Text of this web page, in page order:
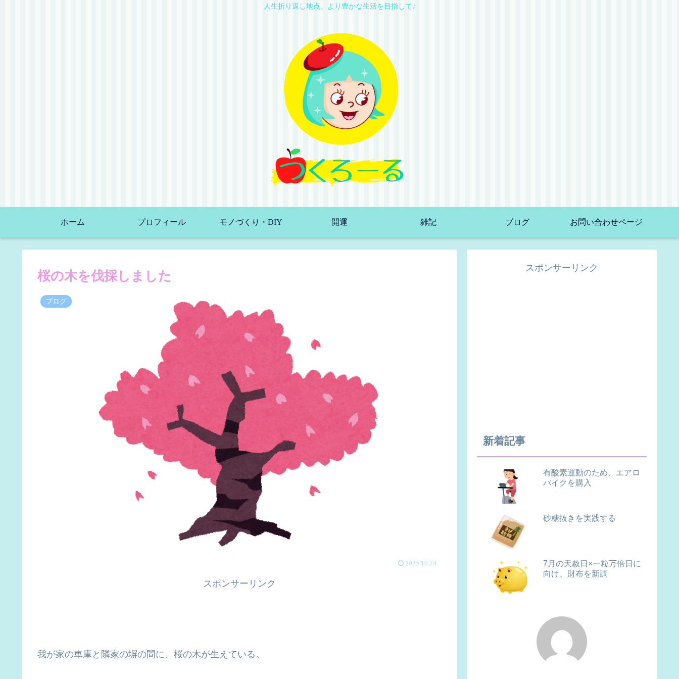
人生折り返し地点。より豊かな生活を目指して♪
ホーム プロフィール モノづくり・DIY 開運 雑記 ブログ お問い合わせページ
桜の木を伐採しました
ブログ
2025.10.24
スポンサーリンク
我が家の車庫と隣家の塀の間に、桜の木が生えている。
スポンサーリンク
新着記事
有酸素運動のため、エアロ
バイクを購入
砂糖抜きを実践する
7月の天赦日×一粒万倍日に
向け、財布を新調